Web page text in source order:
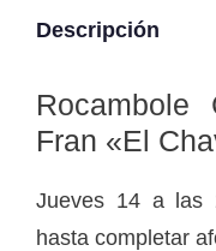
Descripción
Rocambole
Fran «El
Jueves 14 a las
hasta completar